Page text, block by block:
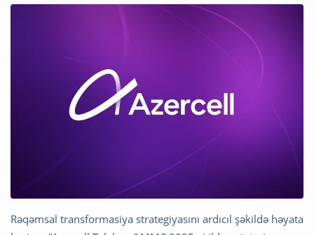
Rəqəmsal transformasiya strategiyasını ardıcıl şəkildə həyata